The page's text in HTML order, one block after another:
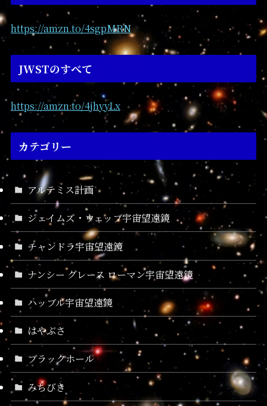
https://amzn.to/4sgpMRN
JWSTのすべて
https://amzn.to/4jhyyLx
カテゴリー
アルテミス計画
ジェイムズ・ウェッブ宇宙望遠鏡
チャンドラ宇宙望遠鏡
ナンシー グレース ローマン宇宙望遠鏡
ハッブル宇宙望遠鏡
はやぶさ
ブラックホール
みちびき